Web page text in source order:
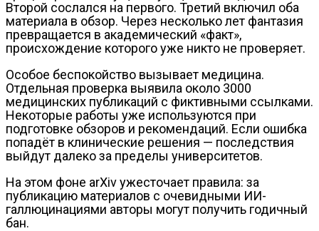
Второй сослался на первого. Третий включил оба
материала в обзор. Через несколько лет фантазия
превращается в академический «факт»,
происхождение которого уже никто не проверяет.
Особое беспокойство вызывает медицина.
Отдельная проверка выявила около 3000
медицинских публикаций с фиктивными ссылками.
Некоторые работы уже используются при
подготовке обзоров и рекомендаций. Если ошибка
попадёт в клинические решения — последствия
выйдут далеко за пределы университетов.
На этом фоне arXiv ужесточает правила: за
публикацию материалов с очевидными ИИ-
галлюцинациями авторы могут получить годичный
бан.